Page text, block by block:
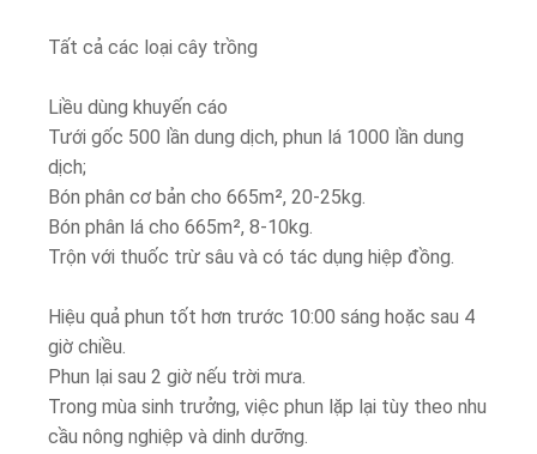
Tất cả các loại cây trồng
Liều dùng khuyến cáo
Tưới gốc 500 lần dung dịch, phun lá 1000 lần dung
dịch;
Bón phân cơ bản cho 665m², 20-25kg.
Bón phân lá cho 665m², 8-10kg.
Trộn với thuốc trừ sâu và có tác dụng hiệp đồng.
Hiệu quả phun tốt hơn trước 10:00 sáng hoặc sau 4
giờ chiều.
Phun lại sau 2 giờ nếu trời mưa.
Trong mùa sinh trưởng, việc phun lặp lại tùy theo nhu
cầu nông nghiệp và dinh dưỡng.